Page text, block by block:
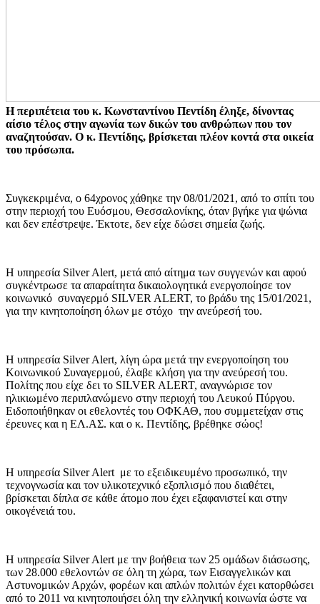
Η περιπέτεια του κ. Κωνσταντίνου Πεντίδη έληξε, δίνοντας
αίσιο τέλος στην αγωνία των δικών του ανθρώπων που τον
αναζητούσαν. Ο κ. Πεντίδης, βρίσκεται πλέον κοντά στα οικεία
του πρόσωπα.
Συγκεκριμένα, ο 64χρονος χάθηκε την 08/01/2021, από το σπίτι του
στην περιοχή του Ευόσμου, Θεσσαλονίκης, όταν βγήκε για ψώνια
και δεν επέστρεψε. Έκτοτε, δεν είχε δώσει σημεία ζωής.
Η υπηρεσία Silver Alert, μετά από αίτημα των συγγενών και αφού
συγκέντρωσε τα απαραίτητα δικαιολογητικά ενεργοποίησε τον
κοινωνικό συναγερμό SILVER ALERT, το βράδυ της 15/01/2021,
για την κινητοποίηση όλων με στόχο την ανεύρεσή του.
Η υπηρεσία Silver Alert, λίγη ώρα μετά την ενεργοποίηση του
Κοινωνικού Συναγερμού, έλαβε κλήση για την ανεύρεσή του.
Πολίτης που είχε δει το SILVER ALERT, αναγνώρισε τον
ηλικιωμένο περιπλανώμενο στην περιοχή του Λευκού Πύργου.
Ειδοποιήθηκαν οι εθελοντές του ΟΦΚΑΘ, που συμμετείχαν στις
έρευνες και η ΕΛ.ΑΣ. και ο κ. Πεντίδης, βρέθηκε σώος!
Η υπηρεσία Silver Alert με το εξειδικευμένο προσωπικό, την
τεχνογνωσία και τον υλικοτεχνικό εξοπλισμό που διαθέτει,
βρίσκεται δίπλα σε κάθε άτομο που έχει εξαφανιστεί και στην
οικογένειά του.
Η υπηρεσία Silver Alert με την βοήθεια των 25 ομάδων διάσωσης,
των 28.000 εθελοντών σε όλη τη χώρα, των Εισαγγελικών και
Αστυνομικών Αρχών, φορέων και απλών πολιτών έχει κατορθώσει
από το 2011 να κινητοποιήσει όλη την ελληνική κοινωνία ώστε να